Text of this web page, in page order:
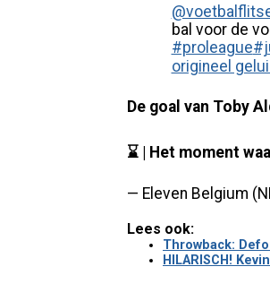
bal voor de
#proleague
origineel
De goal van Toby
⌛ | Het moment
— Eleven Belgium
Lees ook:
Throwback:
HILARISCH!